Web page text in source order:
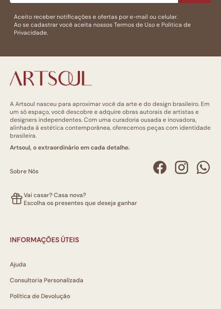
Aceito receber notificações e ofertas por e-mail ou celular.
Ao se cadastrar você aceita nossosTermos de Usoe Politica de
Privacidade.
A Artsoul nasceu para aproximar você da arte e do design brasileiro. Em
um só espaço, você descobre e adquire obras autorais de artistas e
designers independentes. Com uma curadoria ousada e inovadora,
alinhada à estética contemporânea, oferecemos peças com identidade
brasileira.
Artsoul, o extraordinário em cada detalhe.
Sobre Nós
Vai casar? Casa nova?
Escolha os presentes que deseja ganhar
INFORMAÇÕES ÚTEIS
Ajuda
Consultoria Personalizada
Política de Devolução